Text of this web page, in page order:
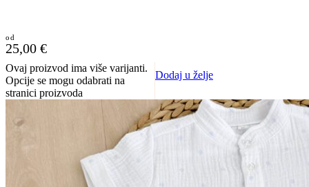
25,00 €
Ovaj proizvod ima više varijanti.
Opcije se mogu odabrati na
stranici proizvoda
Dodaj u želje